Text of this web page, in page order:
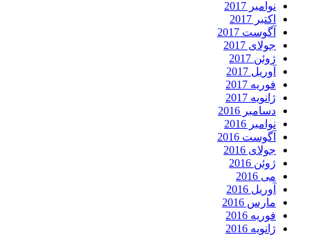
نوامبر 2017
اکتبر 2017
آگوست 2017
جولای 2017
ژوئن 2017
آوریل 2017
فوریه 2017
ژانویه 2017
دسامبر 2016
نوامبر 2016
آگوست 2016
جولای 2016
ژوئن 2016
می 2016
آوریل 2016
مارس 2016
فوریه 2016
ژانویه 2016